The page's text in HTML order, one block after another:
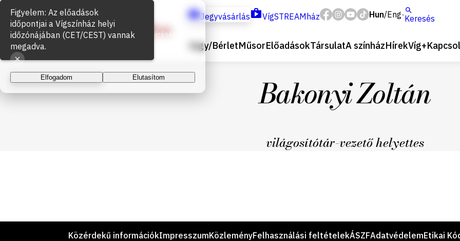
Jegyvásárlás VígSTREAMház Hun/Eng Keresés
Jegy/BérletMűsorElőadásokTársulatA színházHírekVíg+
Bakonyi Zoltán
világosítótár-vezető helyettes
Közérdekű információkImpresszumKözleményFelhasználási feltételekÁSZFAdatvédelemEtikai
Figyelem: Az előadások
időpontjai a Vígszínház helyi
időzónájában (CET/CEST) vannak
megadva.
Sütik használata
Az oldal működéséhez és a látogatottság méréséhez
sütiket használunk. A folytatással elfogadja a sütik
használatát.
Elfogadom Elutasítom